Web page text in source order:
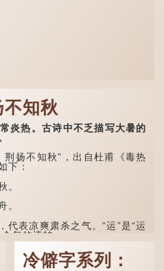
知秋
热。古诗中不乏描写大暑的
扬不知秋”，出自杜甫《毒热
下：
表凉爽肃杀之气。“运”是“运
气的流转。
州（江苏），泛指长江中下
冷僻字系列：